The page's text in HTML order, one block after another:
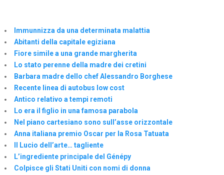
Immunnizza da una determinata malattia
Abitanti della capitale egiziana
Fiore simile a una grande margherita
Lo stato perenne della madre dei cretini
Barbara madre dello chef Alessandro Borghese
Recente linea di autobus low cost
Antico relativo a tempi remoti
Lo era il figlio in una famosa parabola
Nel piano cartesiano sono sull’asse orizzontale
Anna italiana premio Oscar per la Rosa Tatuata
Il Lucio dell’arte… tagliente
L’ingrediente principale del Génépy
Colpisce gli Stati Uniti con nomi di donna